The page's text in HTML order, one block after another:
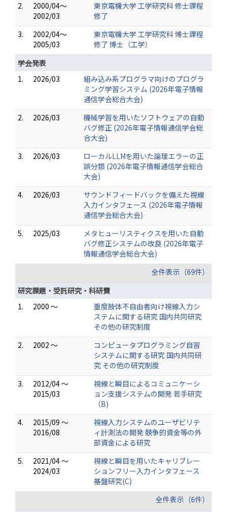
2.
2000/04～
2002/03
東京電機大学 工学研究科 修士課程
修了
3.
2002/04～
2005/03
東京電機大学 工学研究科 博士課程
修了 博士（工学）
学会発表
1.
2026/03
組み込み系プログラマ向けのプログラ
ミング学習システム (2026年電子情報
通信学会総合大会)
2.
2026/03
機械学習を用いたソフトウェアの自動
バグ修正 (2026年電子情報通信学会総
合大会)
3.
2026/03
ローカルLLMを用いた論理エラーの正
誤分類 (2026年電子情報通信学会総合
大会)
4.
2026/03
サウンドフィードバックを備えた視線
入力インタフェース (2026年電子情報
通信学会総合大会)
5.
2025/03
メタヒューリスティクスを用いた自動
バグ修正システムの改良 (2026年電子
情報通信学会総合大会)
全件表示（69件）
研究課題・受託研究・科研費
1.
2000 ～
重度肢体不自由者向け視線入力シ
ステムに関する研究 国内共同研究
その他の研究制度
2.
2002 ～
コンピュータプログラミング自習
システムに関する研究 国内共同研
究 その他の研究制度
3.
2012/04 ～
2015/03
視線と瞬目によるコミュニケーシ
ョン支援システムの開発 若手研究
（B)
4.
2015/09 ～
2016/08
視線入力システムのユーザビリテ
ィ計測法の開発 競争的資金等の外
部資金による研究
5.
2021/04 ～
2024/03
視線と瞬目を用いたキャリブレー
ションフリー入力インタフェース
基盤研究(C)
全件表示（6件）